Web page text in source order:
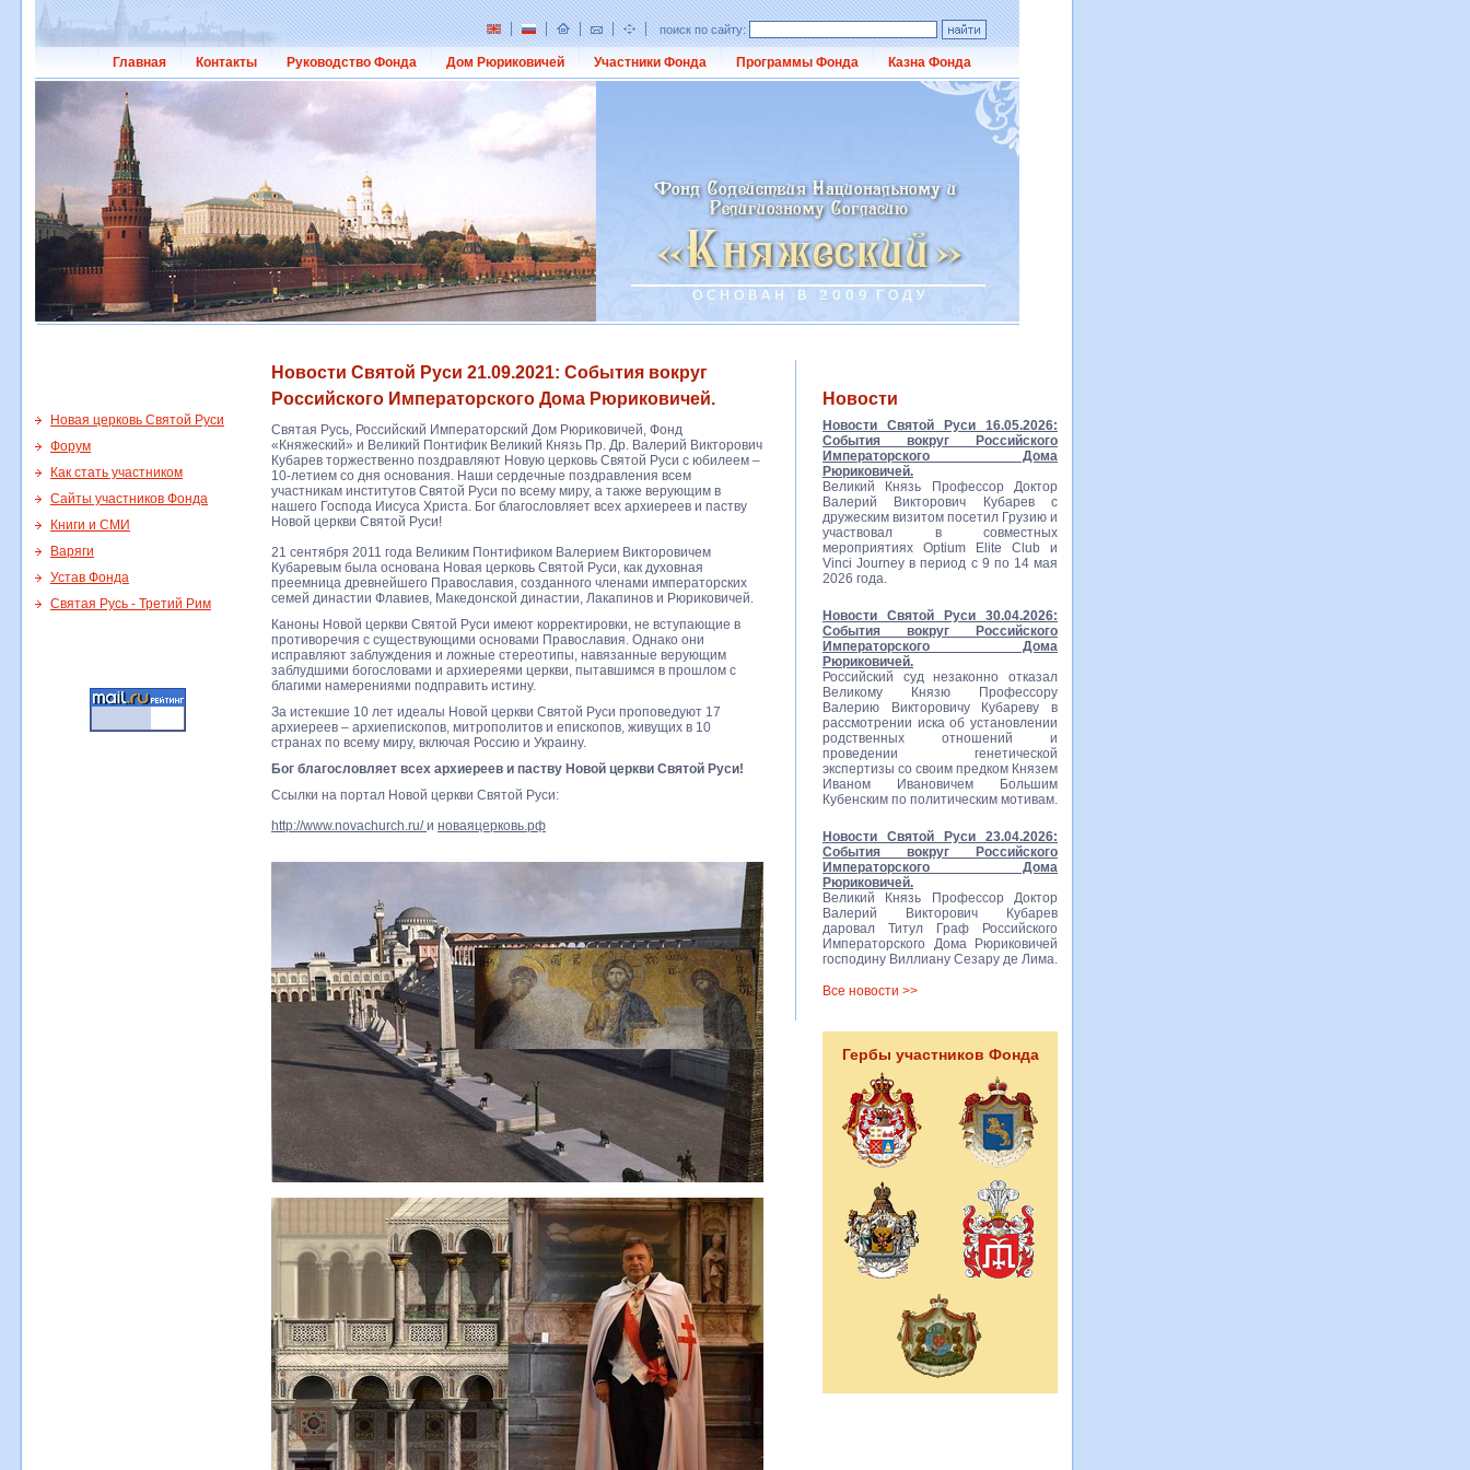
поиск по сайту:
Главная Контакты Руководство Фонда Дом Рюриковичей Участники Фонда Программы Фонда Казна Фонда
Новости Святой Руси 21.09.2021: События вокруг
Российского Императорского Дома Рюриковичей.
Новости
Новая церковь Святой Руси
Форум
Как стать участником
Сайты участников Фонда
Книги и СМИ
Варяги
Устав Фонда
Святая Русь - Третий Рим
Святая Русь, Российский Императорский Дом Рюриковичей, Фонд
«Княжеский» и Великий Понтифик Великий Князь Пр. Др. Валерий Викторович
Кубарев торжественно поздравляют Новую церковь Святой Руси с юбилеем –
10-летием со дня основания. Наши сердечные поздравления всем
участникам институтов Святой Руси по всему миру, а также верующим в
нашего Господа Иисуса Христа. Бог благословляет всех архиереев и паству
Новой церкви Святой Руси!
21 сентября 2011 года Великим Понтификом Валерием Викторовичем
Кубаревым была основана Новая церковь Святой Руси, как духовная
преемница древнейшего Православия, созданного членами императорских
семей династии Флавиев, Македонской династии, Лакапинов и Рюриковичей.
Каноны Новой церкви Святой Руси имеют корректировки, не вступающие в
противоречия с существующими основами Православия. Однако они
исправляют заблуждения и ложные стереотипы, навязанные верующим
заблудшими богословами и архиереями церкви, пытавшимся в прошлом с
благими намерениями подправить истину.
За истекшие 10 лет идеалы Новой церкви Святой Руси проповедуют 17
архиереев – архиепископов, митрополитов и епископов, живущих в 10
странах по всему миру, включая Россию и Украину.
Бог благословляет всех архиереев и паству Новой церкви Святой Руси!
Ссылки на портал Новой церкви Святой Руси:
http://www.novachurch.ru/и новаяцерковь.рф
Новости Святой Руси 16.05.2026:
События вокруг Российского
Императорского Дома
Рюриковичей.
Великий Князь Профессор Доктор
Валерий Викторович Кубарев с
дружеским визитом посетил Грузию и
участвовал в совместных
мероприятиях Optium Elite Club и
Vinci Journey в период с 9 по 14 мая
2026 года.
Новости Святой Руси 30.04.2026:
События вокруг Российского
Императорского Дома
Рюриковичей.
Российский суд незаконно отказал
Великому Князю Профессору
Валерию Викторовичу Кубареву в
рассмотрении иска об установлении
родственных отношений и
проведении генетической
экспертизы со своим предком Князем
Иваном Ивановичем Большим
Кубенским по политическим мотивам.
Новости Святой Руси 23.04.2026:
События вокруг Российского
Императорского Дома
Рюриковичей.
Великий Князь Профессор Доктор
Валерий Викторович Кубарев
даровал Титул Граф Российского
Императорского Дома Рюриковичей
господину Виллиану Сезару де Лима.
Все новости >>
Гербы участников Фонда